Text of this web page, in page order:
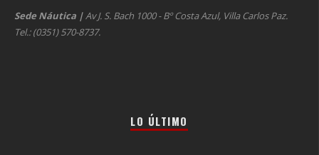
Sede Náutica |Av J. S. Bach 1000 - Bº Costa Azul, Villa Carlos Paz.
Tel.: (0351) 570-8737.
LO ÚLTIMO